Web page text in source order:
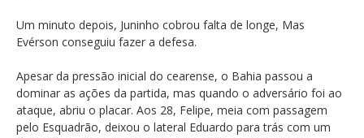
Um minuto depois, Juninho cobrou falta de longe, Mas
Evérson conseguiu fazer a defesa.
Apesar da pressão inicial do cearense, o Bahia passou a
dominar as ações da partida, mas quando o adversário foi ao
ataque, abriu o placar. Aos 28, Felipe, meia com passagem
pelo Esquadrão, deixou o lateral Eduardo para trás com um